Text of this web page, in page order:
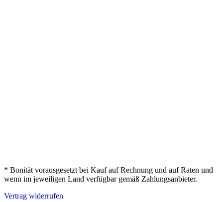
* Bonität vorausgesetzt bei Kauf auf Rechnung und auf Raten und
wenn im jeweiligen Land verfügbar gemäß Zahlungsanbieter.
Vertrag widerrufen